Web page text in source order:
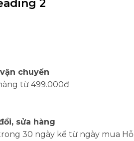
2
chuyển
từ 499.000đ
sửa hàng
30 ngày kể từ ngày mua Hỗ